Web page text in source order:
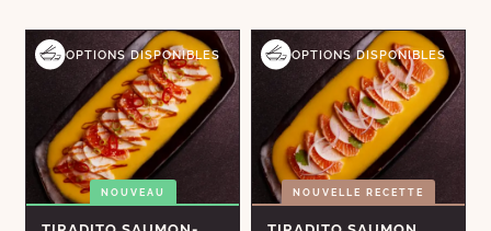
OPTIONS DISPONIBLES
NOUVEAU
OPTIONS DISPONIBLES
NOUVELLE RECETTE